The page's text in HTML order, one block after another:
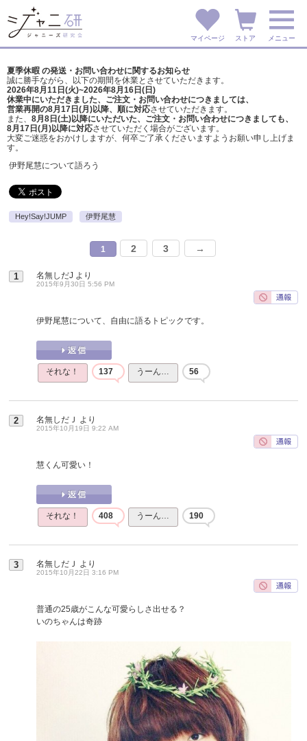
マイページ ストア メニュー
夏季休暇 の発送・お問い合わせに関するお知らせ
誠に勝手ながら、以下の期間を休業とさせていただきます。
2026年8月11日(火)~2026年8月16日(日)
休業中にいただきました、ご注文・お問い合わせにつきましては、
営業再開の8月17日(月)以降、順に対応させていただきます。
また、 8月8日(土)以降にいただいた、ご注文・ お問い合わせにつきましても、
8月17日(月)以降に対応させていただく場合がございます。
大変ご迷惑をおかけしますが、 何卒ご了承くださいますようお願い申し上げま
す。
伊野尾慧について語ろう
Hey!Say!JUMP 伊野尾慧
1 2 3 →
1 名無しだJ より
2015年9月30日 5:56 PM
伊野尾慧について、自由に語るトピックです。
それな！ 137 うーん… 56
2 名無しだＪ より
2015年10月19日 9:22 AM
慧くん可愛い！
それな！ 408 うーん… 190
3 名無しだＪ より
2015年10月22日 3:16 PM
普通の25歳がこんな可愛らしさ出せる？
いのちゃんは奇跡